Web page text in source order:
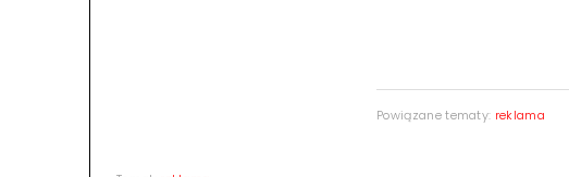
Powiązane tematy: reklama